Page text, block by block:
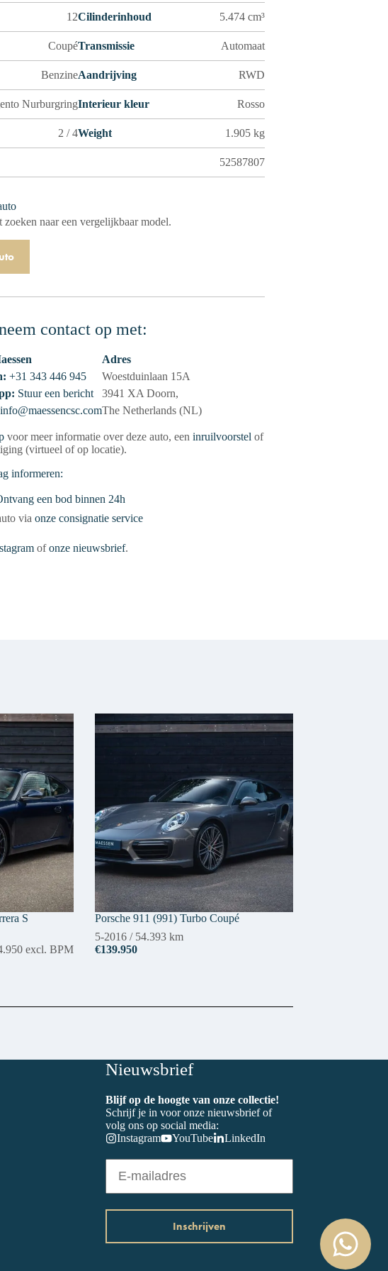
12Cilinderinhoud 5.474 cm³
CoupéTransmissie Automaat
BenzineAandrijving RWD
NurburgringInterieur kleur Rosso
2 / 4Weight 1.905 kg
52587807
zoeken naar een vergelijkbaar model.
contact op met:
+31 343 446 945
Stuur een bericht
info@maessencsc.com
Adres
Woestduinlaan 15A
3941 XA Doorn,
The Netherlands (NL)
voor meer informatie over deze auto, eeninruilvoorstel of
(virtueel of op locatie).
informeren:
een bod binnen 24h
viaonze consignatie service
ofonze nieuwsbrief.
S
excl. BPM
Porsche 911 (991) Turbo Coupé
5-2016/ 54.393 km
€139.950
Nieuwsbrief
Blijf op de hoogte van onze collectie!
Schrijf je in voor onze nieuwsbrief of
volg ons op social media:
Instagram
YouTube LinkedIn
mailadres
(Vereist)